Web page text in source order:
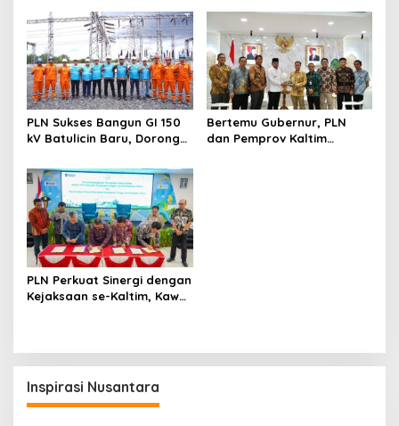
PLN Sukses Bangun GI 150
kV Batulicin Baru, Dorong
Batulicin
Bertemu Gubernur, PLN
dan Pemprov Kaltim
PLN Perkuat Sinergi dengan
Kejaksaan se-Kaltim, Kawal
Inspirasi Nusantara